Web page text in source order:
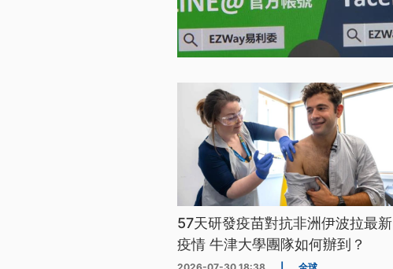
57天研發疫苗對抗非洲伊波拉最新
疫情 牛津大學團隊如何辦到？